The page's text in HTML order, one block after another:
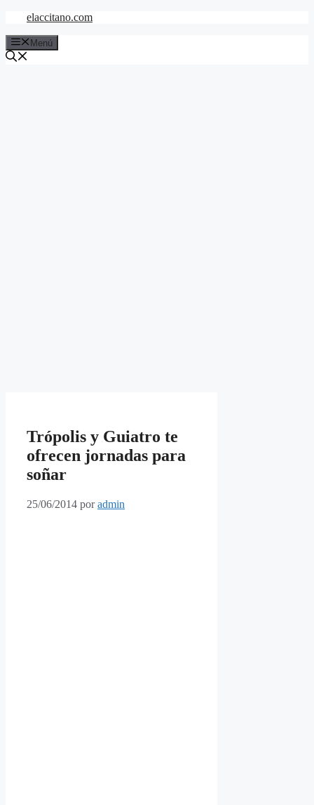
Saltar
contenido
elaccitano.com
Menú
Trópolis y Guiatro te
ofrecen jornadas para
soñar
25/06/2014 poradmin